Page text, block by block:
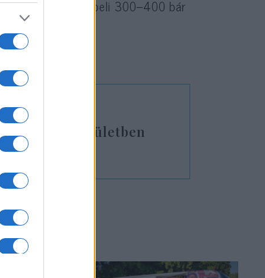
az előző évekbeli 300–400 bár
a XI. kerületben